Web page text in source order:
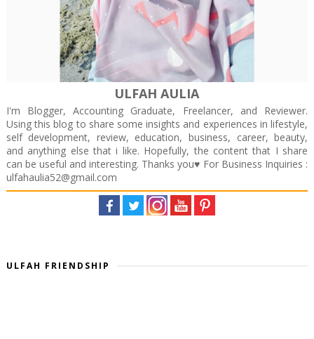
ULFAH AULIA
I'm Blogger, Accounting Graduate, Freelancer, and Reviewer.
Using this blog to share some insights and experiences in lifestyle,
self development, review, education, business, career, beauty,
and anything else that i like. Hopefully, the content that I share
can be useful and interesting. Thanks you♥️ For Business Inquiries :
ulfahaulia52@gmail.com
ULFAH FRIENDSHIP